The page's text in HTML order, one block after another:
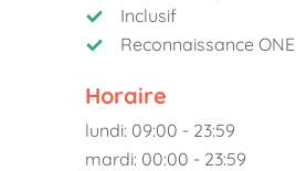
Inclusif
Reconnaissance ONE
Horaire
lundi: 09:00 - 23:59
mardi: 00:00 - 23:59